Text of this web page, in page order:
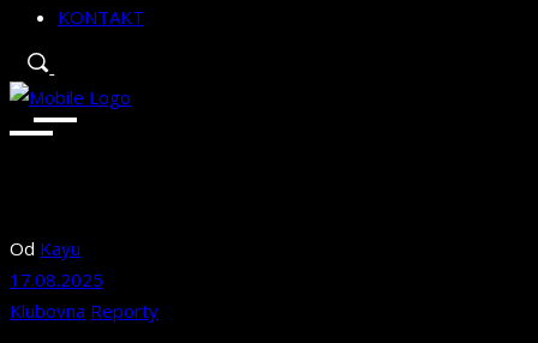
KONTAKT
Od Kayu
17.08.2025
Klubovna Reporty